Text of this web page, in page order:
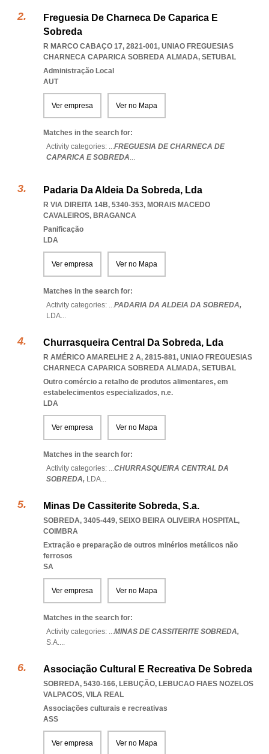
Freguesia De Charneca De Caparica E
Sobreda
R MARCO CABAÇO 17, 2821-001, UNIAO FREGUESIAS
CHARNECA CAPARICA SOBREDA ALMADA, SETUBAL
Administração Local
AUT
Ver empresa Ver no Mapa
Matches in the search for:
Activity categories: ...FREGUESIA DE CHARNECA DE
CAPARICA E SOBREDA...
Padaria Da Aldeia Da Sobreda, Lda
R VIA DIREITA 14B, 5340-353, MORAIS MACEDO
CAVALEIROS, BRAGANCA
Panificação
LDA
Ver empresa Ver no Mapa
Matches in the search for:
Activity categories: ...PADARIA DA ALDEIA DA SOBREDA,
LDA...
Churrasqueira Central Da Sobreda, Lda
R AMÉRICO AMARELHE 2 A, 2815-881, UNIAO FREGUESIAS
CHARNECA CAPARICA SOBREDA ALMADA, SETUBAL
Outro comércio a retalho de produtos alimentares, em
estabelecimentos especializados, n.e.
LDA
Ver empresa Ver no Mapa
Matches in the search for:
Activity categories: ...CHURRASQUEIRA CENTRAL DA
SOBREDA, LDA...
Minas De Cassiterite Sobreda, S.a.
SOBREDA, 3405-449, SEIXO BEIRA OLIVEIRA HOSPITAL,
COIMBRA
Extração e preparação de outros minérios metálicos não
ferrosos
SA
Ver empresa Ver no Mapa
Matches in the search for:
Activity categories: ...MINAS DE CASSITERITE SOBREDA,
S.A....
Associação Cultural E Recreativa De Sobreda
SOBREDA, 5430-166, LEBUÇÃO, LEBUCAO FIAES NOZELOS
VALPACOS, VILA REAL
Associações culturais e recreativas
ASS
Ver empresa Ver no Mapa